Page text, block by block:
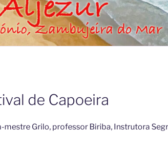
de Capoeira
mestre Grilo, professor Biriba, Instrutora